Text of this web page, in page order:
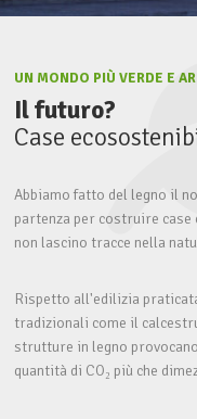
UN MONDO PIÙ VERDE E
Il futuro?
Case
Abbiamo fatto del legno il
partenza per costruire
non lascino tracce nella
Rispetto all'edilizia
tradizionali come il
strutture in legno
quantità di CO₂ più che